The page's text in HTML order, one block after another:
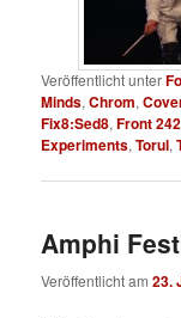
Veröffentlicht unter
Minds,Chrom,
Fix8:Sed8,Front 242
Experiments,Torul,
Amphi
Veröffentlicht am23.